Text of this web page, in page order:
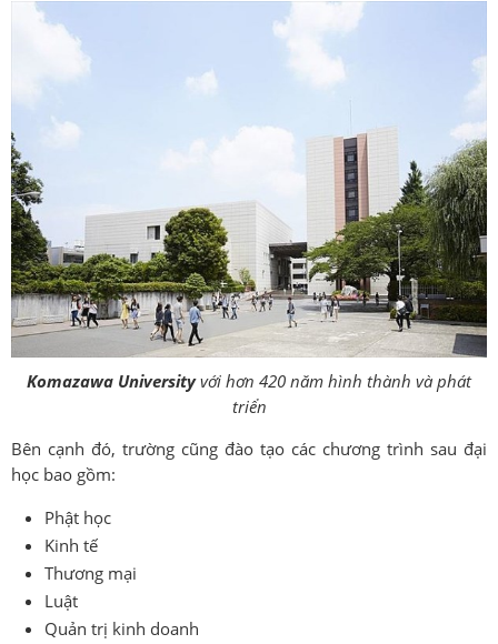
Komazawa Universityvới hơn 420 năm hình thành và phát
triển
Bên cạnh đó, trường cũng đào tạo các chương trình sau đại
học bao gồm:
Phật học
Kinh tế
Thương mại
Luật
Quản trị kinh doanh